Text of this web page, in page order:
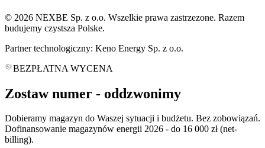
© 2026 NEXBE Sp. z o.o. Wszelkie prawa zastrzezone. Razem
budujemy czystsza Polske.
Partner technologiczny: Keno Energy Sp. z o.o.
BEZPŁATNA WYCENA
Zostaw numer - oddzwonimy
Dobieramy magazyn do Waszej sytuacji i budżetu. Bez zobowiązań.
Dofinansowanie magazynów energii 2026 - do 16 000 zł (net-
billing).